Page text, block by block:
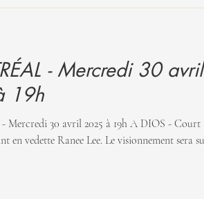
- Mercredi 30 avril
19h
30 avril 2025 à 19h A DIOS - Court
Ranee Lee. Le visionnement sera suivi